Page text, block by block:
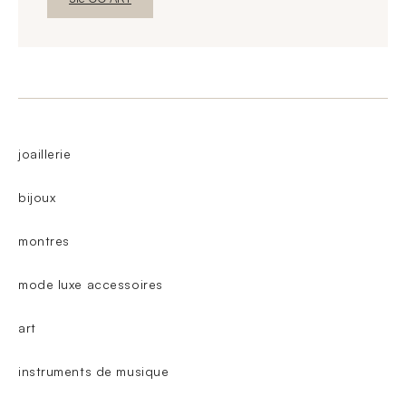
joaillerie
bijoux
montres
mode luxe accessoires
art
instruments de musique